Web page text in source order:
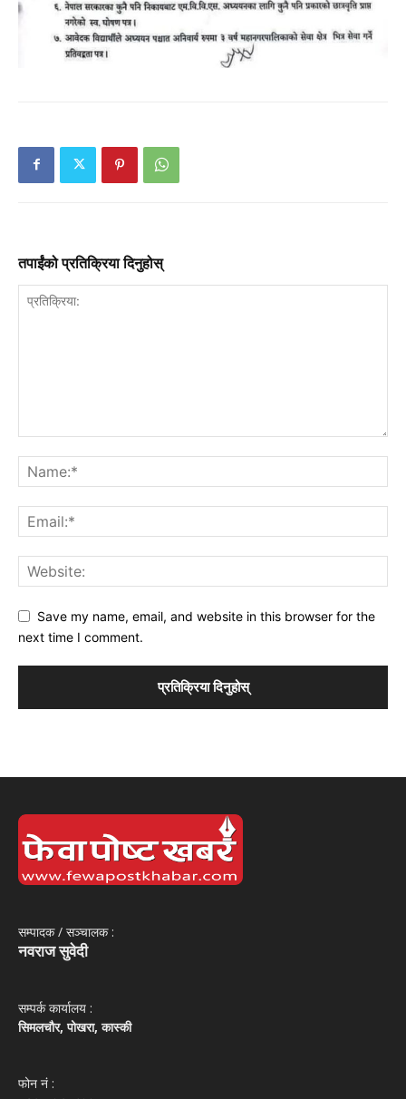
तपाईंको प्रतिक्रिया दिनुहोस्
Save my name, email, and website in this browser for the
next time I comment.
सम्पादक / सञ्‍चालक :
नवराज सुवेदी
सम्पर्क कार्यालय :
सिमलचौर, पोखरा, कास्की
फोन नं‌ :